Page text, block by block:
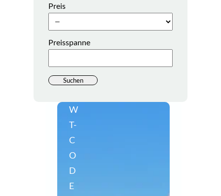
Preis
Preisspanne
W
T-
C
O
D
E